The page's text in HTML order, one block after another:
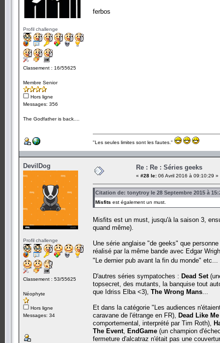
Profil challenge
Classement : 16/55625
Membre Senior
Hors ligne
Messages: 356
The Godfather is back....
ferbos
"Les seules limites sont les fautes."
DevilDog
Profil challenge
Classement : 53/55625
Néophyte
Hors ligne
Messages: 34
Re : Re : Séries geeks
« #28 le: 06 Avril 2016 à 09:10:29 »
Citation de: tonytroy le 28 Septembre 2015 à
Misfits est également un must.
Misfits est un must, jusqu'à la saison 3,
quand même).
Une série anglaise "de geeks" que
réalisé par la même bande avec Edgar
"Le dernier pub avant la fin du monde"
D'autres séries sympatoches : Dead Set
topsecret, des mutants, la banquise tout
que Idriss Elba <3), The Wrong Mans
Et dans la catégorie "Les audiences
caravane de l'étrange en FR),
Dead Like Me
comportemental, interprété par Tim Roth),
The Event
EndGame (un champion
fermeture d'alcatraz n'était pas une